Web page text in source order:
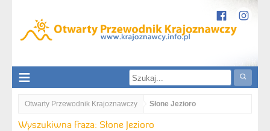
Otwarty Przewodnik Krajoznawczy Słone Jezioro
Wyszukiwna fraza: Słone Jezioro